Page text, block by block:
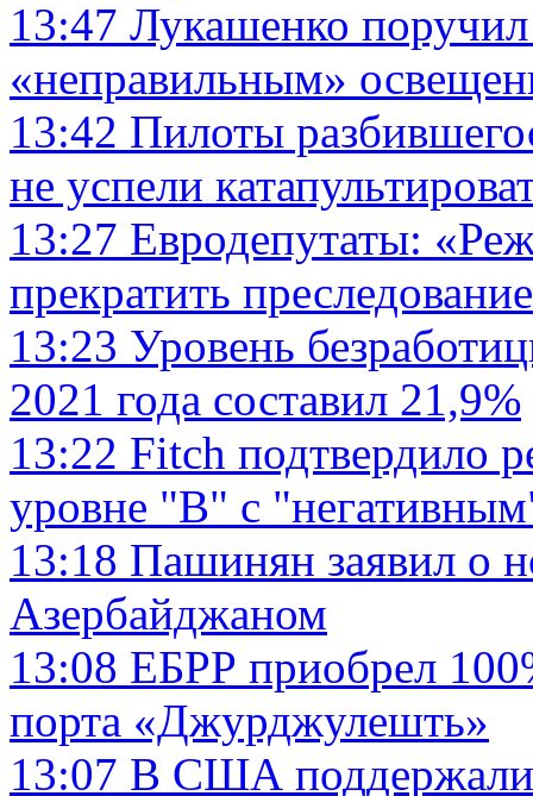
13:47 Лукашенко
«неправильным»
13:42 Пилоты
не успели
13:27 Евродепутаты:
прекратить
13:23 Уровень
2021 года составил 21,9%
13:22 Fitch подтвердило
уровне "В" с
13:18 Пашинян заявил о
Азербайджаном
13:08 ЕБРР приобрел
порта «Джурджулешть»
13:07 В США поддержали